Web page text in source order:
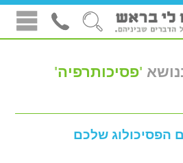
'פסיכותרפיה'
הפסיכולוג שלכם